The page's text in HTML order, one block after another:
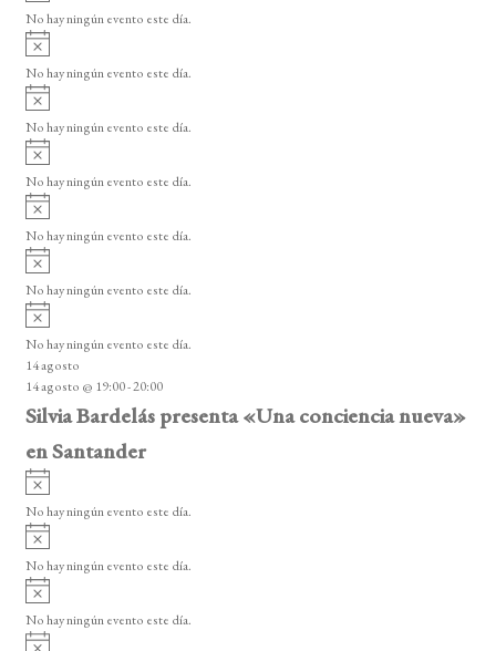
v
e
n
t
o
s
o
v
i
o
No hay ningún evento este día.
A
v
i
o
No hay ningún evento este día.
A
v
i
o
No hay ningún evento este día.
A
v
i
o
No hay ningún evento este día.
A
v
i
o
No hay ningún evento este día.
A
v
i
o
No hay ningún evento este día.
A
v
i
s
o
No hay ningún evento este día.
14 agosto
14 agosto @ 19:00-20:00
Silvia Bardelás presenta «Una conciencia nueva»
en Santander
A
v
i
o
No hay ningún evento este día.
A
v
i
o
No hay ningún evento este día.
A
v
i
No hay ningún evento este día.
A